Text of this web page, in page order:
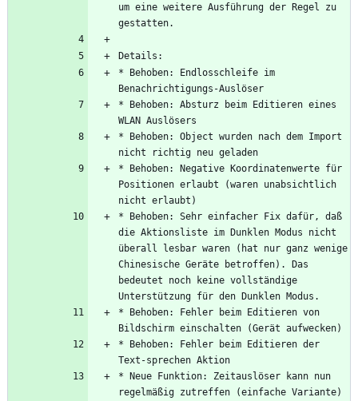
um eine weitere Ausführung der Regel zu
* Behoben: Endlosschleife im
* Behoben: Absturz beim Editieren eines
* Behoben: Object wurden nach dem Import
* Behoben: Negative Koordinatenwerte für
Positionen erlaubt (waren unabsichtlich
* Behoben: Sehr einfacher Fix dafür, daß
die Aktionsliste im Dunklen Modus nicht
überall lesbar waren (hat nur ganz wenige
Chinesische Geräte betroffen). Das
bedeutet noch keine vollständige
* Behoben: Fehler beim Editieren von
* Behoben: Fehler beim Editieren der
* Neue Funktion: Zeitauslöser kann nun